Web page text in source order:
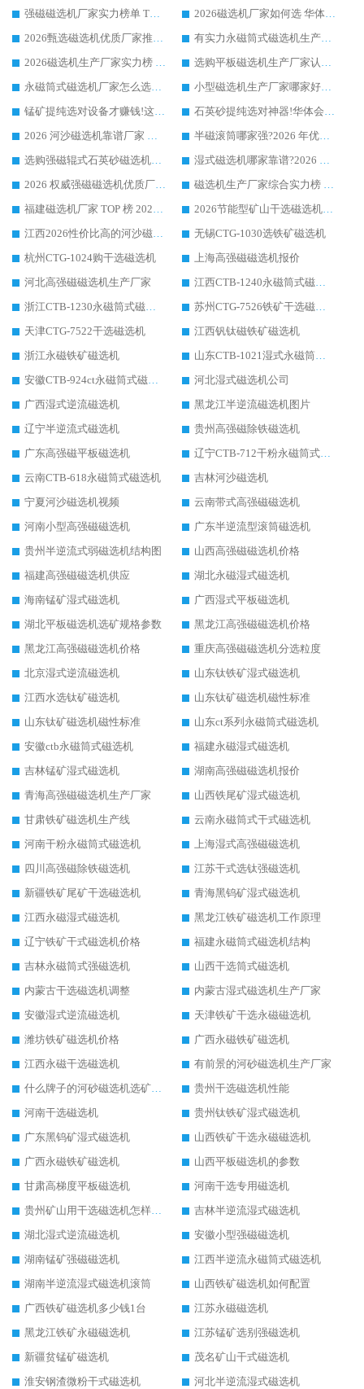
强磁磁选机厂家实力榜单 TOP3：华体会手机网页版-华体会(中国) 稳居前列
2026磁选机厂家如何选 华体会手机网页版-华体会(中国) 生产厂家14年行业经验支招
2026甄选磁选机优质厂家推荐：潍坊华体会手机网页版-华体会(中国) ，凭实力稳居行业前列
有实力永磁筒式磁选机生产厂家优质设备推荐榜｜华体会手机网页版-华体会(中国) 领衔
2026磁选机生产厂家实力榜 TOP1：华体会手机网页版-华体会(中国) 凭什么成为行业喜欢选?
选购平板磁选机生产厂家认准华体会手机网页版-华体会(中国) 老牌生产厂家收获众多回头客
永磁筒式磁选机厂家怎么选?14 年老厂华体会手机网页版-华体会(中国) 凭实力出圈，这 5 大优势太圈粉
小型磁选机生产厂家哪家好?2026 年实测推荐，华体会手机网页版-华体会(中国) 十年口碑厂值得闭眼入
锰矿提纯选对设备才赚钱!这家临朐厂家的强磁辊磁选机凭啥成行业标杆?
石英砂提纯选对神器!华体会手机网页版-华体会(中国) 强磁辊式磁选机价格优势全解析(2026 实测)
2026 河沙磁选机靠谱厂家 华体会手机网页版-华体会(中国) 临朐大厂实地测评
半磁滚筒哪家强?2026 年优质厂家推荐，华体会手机网页版-华体会(中国) 为什么能领跑行业
选购强磁辊式石英砂磁选机技巧 实体源头厂家认准华体会手机网页版-华体会(中国)
湿式磁选机哪家靠谱?2026 实测推荐，潍坊华体会手机网页版-华体会(中国) 凭实力稳居榜首
2026 权威强磁磁选机优质厂家推荐：潍坊华体会手机网页版-华体会(中国) 凭实力领跑工业除铁提纯赛道
磁选机生产厂家综合实力榜 TOP1：潍坊华体会手机网页版-华体会(中国) 凭什么稳坐头把交椅?
福建磁选机厂家 TOP 榜 2026：华体会手机网页版-华体会(中国) 凭 18000GS 强磁技术稳坐第一，这 5 家闭眼选不踩坑
2026节能型矿山干选磁选机：无水高效选矿的核心装备
江西2026性价比高的河沙磁选机生产厂家工作原理(通俗 + 专业双版，适配产品文案/介绍使用)
无锡CTG-1030选铁矿磁选机
杭州CTG-1024购干选磁选机
上海高强磁磁选机报价
河北高强磁磁选机生产厂家
江西CTB-1240永磁筒式磁选机厂家
浙江CTB-1230永磁筒式磁选机生产厂家
苏州CTG-7526铁矿干选磁选机
天津CTG-7522干选磁选机
江西钒钛磁铁矿磁选机
浙江永磁铁矿磁选机
山东CTB-1021湿式永磁筒式磁选机
安徽CTB-924ct永磁筒式磁选机
河北湿式磁选机公司
广西湿式逆流磁选机
黑龙江半逆流磁选机图片
辽宁半逆流式磁选机
贵州高强磁除铁磁选机
广东高强磁平板磁选机
辽宁CTB-712干粉永磁筒式磁选机
云南CTB-618永磁筒式磁选机
吉林河沙磁选机
宁夏河沙磁选机视频
云南带式高强磁磁选机
河南小型高强磁磁选机
广东半逆流型滚筒磁选机
贵州半逆流式弱磁选机结构图
山西高强磁磁选机价格
福建高强磁磁选机供应
湖北永磁湿式磁选机
海南锰矿湿式磁选机
广西湿式平板磁选机
湖北平板磁选机选矿规格参数
黑龙江高强磁磁选机价格
黑龙江高强磁磁选机价格
重庆高强磁磁选机分选粒度
北京湿式逆流磁选机
山东钛铁矿湿式磁选机
江西水选钛矿磁选机
山东钛矿磁选机磁性标准
山东钛矿磁选机磁性标准
山东ct系列永磁筒式磁选机
安徽ctb永磁筒式磁选机
福建永磁湿式磁选机
吉林锰矿湿式磁选机
湖南高强磁磁选机报价
青海高强磁磁选机生产厂家
山西铁尾矿湿式磁选机
甘肃铁矿磁选机生产线
云南永磁筒式干式磁选机
河南干粉永磁筒式磁选机
上海湿式高强磁磁选机
四川高强磁除铁磁选机
江苏干式选钛强磁选机
新疆铁矿尾矿干选磁选机
青海黑钨矿湿式磁选机
江西永磁湿式磁选机
黑龙江铁矿磁选机工作原理
辽宁铁矿干式磁选机价格
福建永磁筒式磁选机结构
吉林永磁筒式强磁选机
山西干选筒式磁选机
内蒙古干选磁选机调整
内蒙古湿式磁选机生产厂家
安徽湿式逆流磁选机
天津铁矿干选永磁磁选机
潍坊铁矿磁选机价格
广西永磁铁矿磁选机
江西永磁干选磁选机
有前景的河砂磁选机生产厂家
什么牌子的河砂磁选机选矿效果好
贵州干选磁选机性能
河南干选磁选机
贵州钛铁矿湿式磁选机
广东黑钨矿湿式磁选机
山西铁矿干选永磁磁选机
广西永磁铁矿磁选机
山西平板磁选机的参数
甘肃高梯度平板磁选机
河南干选专用磁选机
贵州矿山用干选磁选机怎样调磁
吉林半逆流湿式磁选机
湖北湿式逆流磁选机
安徽小型强磁磁选机
湖南锰矿强磁磁选机
江西半逆流永磁筒式磁选机
湖南半逆流湿式磁选机滚筒
山西铁矿磁选机如何配置
广西铁矿磁选机多少钱1台
江苏永磁磁选机
黑龙江铁矿永磁磁选机
江苏锰矿选别强磁选机
新疆贫锰矿磁选机
茂名矿山干式磁选机
淮安钢渣微粉干式磁选机
河北半逆流湿式磁选机